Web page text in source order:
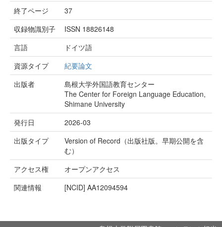
終了ページ
37
収録物識別子
ISSN 18826148
言語
ドイツ語
資源タイプ
紀要論文
出版者
島根大学外国語教育センター
The Center for Foreign Language Education,
Shimane University
発行日
2026-03
出版タイプ
Version of Record（出版社版。早期公開を含
む）
アクセス権
オープンアクセス
関連情報
[NCID] AA12094594